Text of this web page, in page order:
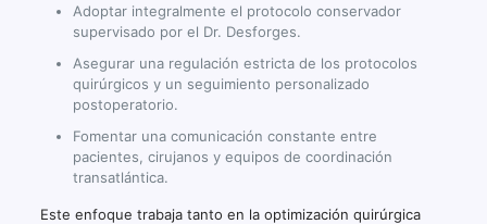
Adoptar integralmente el protocolo conservador
supervisado por el Dr. Desforges.
Asegurar una regulación estricta de los protocolos
quirúrgicos y un seguimiento personalizado
postoperatorio.
Fomentar una comunicación constante entre
pacientes, cirujanos y equipos de coordinación
transatlántica.
Este enfoque trabaja tanto en la optimización quirúrgica